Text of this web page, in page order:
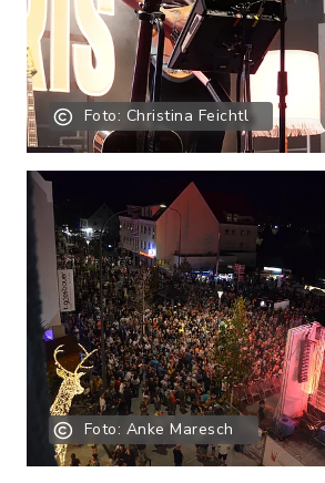
Foto: Christina Feichtl
Foto: Anke Maresch